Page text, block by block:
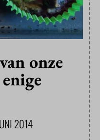
onze
2014